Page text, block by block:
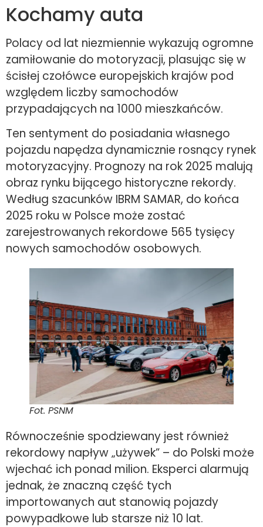
Kochamy auta
Polacy od lat niezmiennie wykazują ogromne
zamiłowanie do motoryzacji, plasując się w
ścisłej czołówce europejskich krajów pod
względem liczby samochodów
przypadających na 1000 mieszkańców.
Ten sentyment do posiadania własnego
pojazdu napędza dynamicznie rosnący rynek
motoryzacyjny. Prognozy na rok 2025 malują
obraz rynku bijącego historyczne rekordy.
Według szacunków IBRM SAMAR, do końca
2025 roku w Polsce może zostać
zarejestrowanych rekordowe 565 tysięcy
nowych samochodów osobowych.
Fot. PSNM
Równocześnie spodziewany jest również
rekordowy napływ „używek” – do Polski może
wjechać ich ponad milion. Eksperci alarmują
jednak, że znaczną część tych
importowanych aut stanowią pojazdy
powypadkowe lub starsze niż 10 lat.